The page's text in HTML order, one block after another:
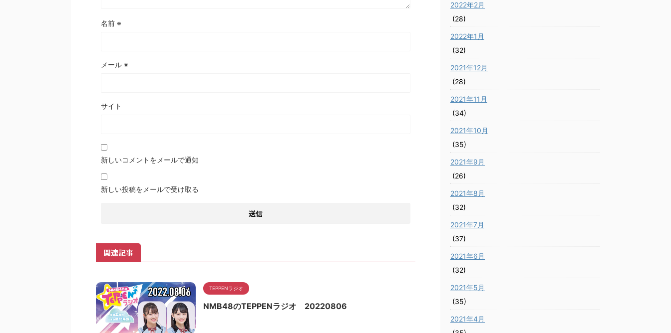
名前 ※
メール ※
サイト
新しいコメントをメールで通知
新しい投稿をメールで受け取る
関連記事
TEPPENラジオ
NMB48のTEPPENラジオ 20220806
2022年2月
(28)
2022年1月
(32)
2021年12月
(28)
2021年11月
(34)
2021年10月
(35)
2021年9月
(26)
2021年8月
(32)
2021年7月
(37)
2021年6月
(32)
2021年5月
(35)
2021年4月